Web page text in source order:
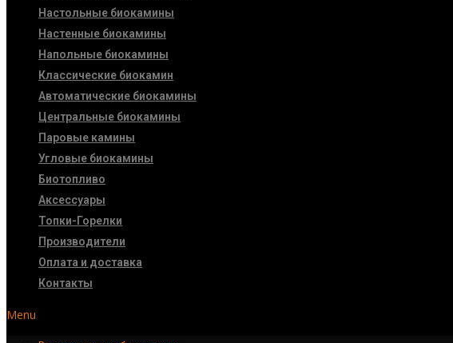
Настoльные биокамины
Настенные биокамины
Напольные биокамины
Классические биокамин
Автоматические биокамины
Центральные биокамины
Паровые камины
Угловые биокамины
Биотопливо
Аксессуары
Топки-Горелки
Производители
Оплата и доставка
Контакты
Menu